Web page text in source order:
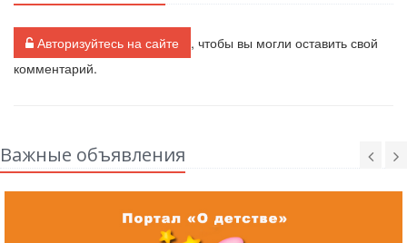
Авторизуйтесь на сайте
, чтобы вы могли оставить свой
комментарий.
Важные объявления